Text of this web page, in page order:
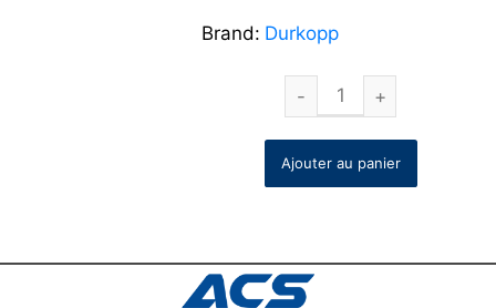
Brand: Durkopp
Ajouter au panier